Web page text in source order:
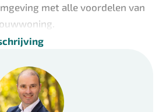
met alle voordelen van
met oog voor de
wat u zoekt voor
wonen.